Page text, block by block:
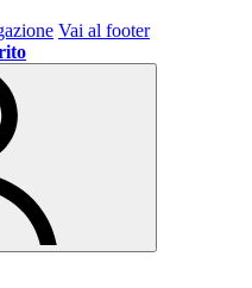
Vai al footer